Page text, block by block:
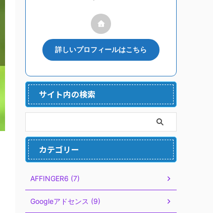
詳しいプロフィールはこちら
サイト内の検索
カテゴリー
AFFINGER6 (7)
Googleアドセンス (9)